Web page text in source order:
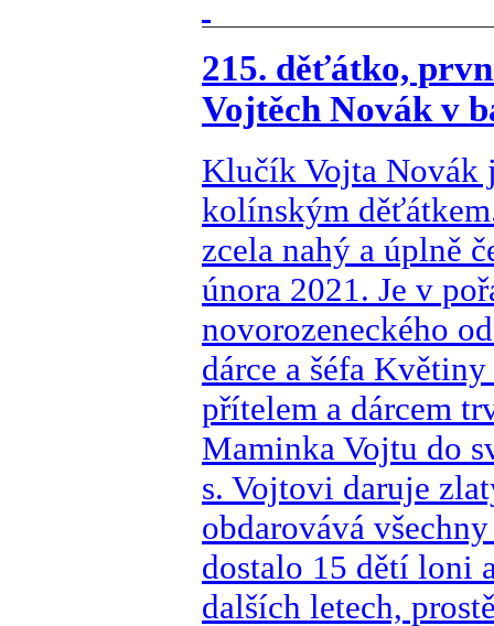
215. děťátko,
Vojtěch Novák v
Klučík Vojta Novák
kolínským
zcela nahý a úplně
února 2021. Je v
novorozeneckého
dárce a šéfa
přítelem a dárcem
Maminka Vojtu do
s. Vojtovi daruje
obdarovává
dostalo 15 dětí loni
dalších letech,